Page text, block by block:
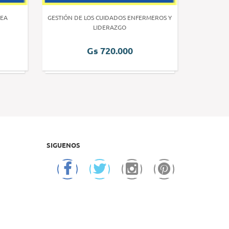
GESTIÓN DE LOS CUIDADOS ENFERMEROS Y
LIDERAZGO
Gs 720.000
SIGUENOS